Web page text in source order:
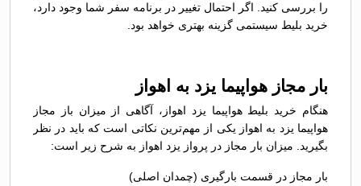
را بررسی کنید. اگر احتمال تغییر در برنامه سفر شما وجود دارد،
خرید بلیط سیستمی گزینه بهتری خواهد بود.
بار مجاز هواپیما یزد به اهواز
هنگام خرید بلیط هواپیما یزد اهواز، آگاهی از میزان باز مجاز
هواپیما یزد به اهواز یکی از مهم‌ترین نکاتی است که باید در نظر
بگیرید. میزان بار مجاز در پرواز یزد اهواز به شرح زیر است:
بار مجاز در قسمت بارگیری (چمدان اصلی)